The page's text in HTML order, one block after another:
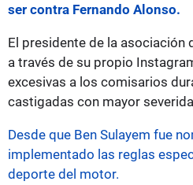
ser contra Fernando Alonso.
El presidente de la asociación
a través de su propio
excesivas a los comisarios
castigadas con mayor
Desde que Ben Sulayem fue
implementado las reglas
deporte del motor.